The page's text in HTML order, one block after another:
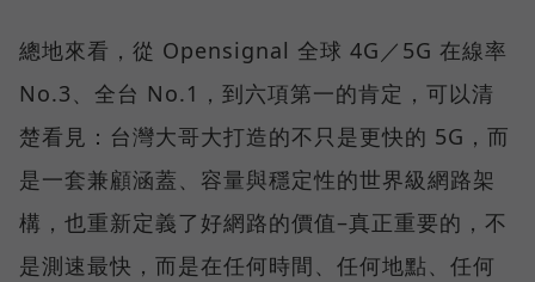
總地來看，從 Opensignal 全球 4G／5G 在線率
No.3、全台 No.1，到六項第一的肯定，可以清
楚看見：台灣大哥大打造的不只是更快的 5G，而
是一套兼顧涵蓋、容量與穩定性的世界級網路架
構，也重新定義了好網路的價值–真正重要的，不
是測速最快，而是在任何時間、任何地點、任何